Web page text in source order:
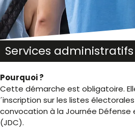
Services
Pourquoi ?
Cette démarche est obligatoire.
´inscription sur les listes
convocation à la Journée
(JDC).